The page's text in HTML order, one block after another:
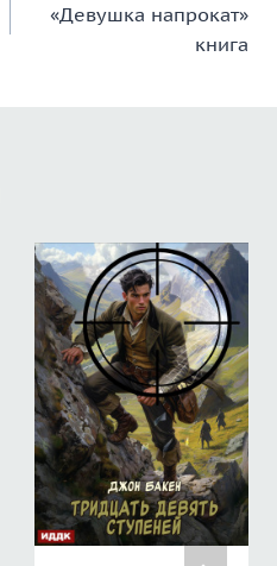
«Девушка напрокат»
книга